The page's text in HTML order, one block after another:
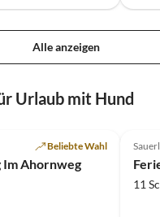
Alle anzeigen
Urlaub mit Hund
Beliebte Wahl
Im Ahornweg
11